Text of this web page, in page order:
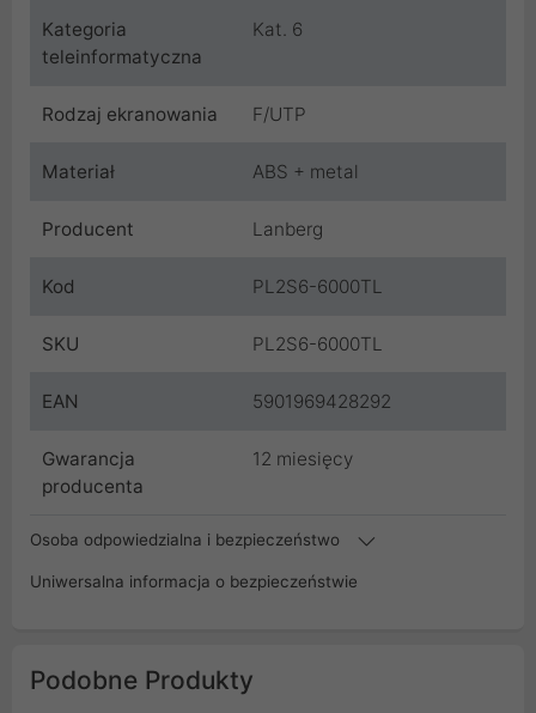
Kategoria
teleinformatyczna
Kat. 6
Rodzaj ekranowania F/UTP
Materiał ABS + metal
Producent Lanberg
Kod PL2S6-6000TL
SKU PL2S6-6000TL
EAN 5901969428292
Gwarancja
producenta
12 miesięcy
Osoba odpowiedzialna i bezpieczeństwo
Uniwersalna informacja o bezpieczeństwie
Podobne Produkty